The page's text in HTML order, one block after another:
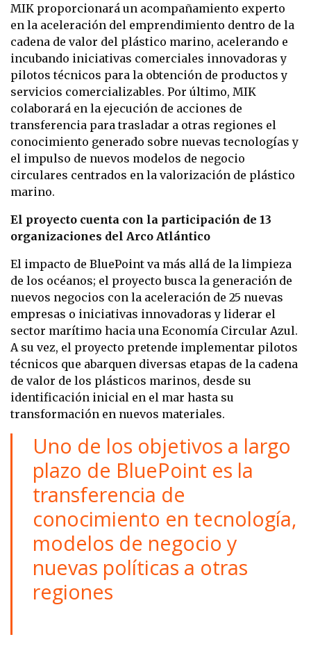
MIK proporcionará un acompañamiento experto
en la aceleración del emprendimiento dentro de la
cadena de valor del plástico marino, acelerando e
incubando iniciativas comerciales innovadoras y
pilotos técnicos para la obtención de productos y
servicios comercializables. Por último, MIK
colaborará en la ejecución de acciones de
transferencia para trasladar a otras regiones el
conocimiento generado sobre nuevas tecnologías y
el impulso de nuevos modelos de negocio
circulares centrados en la valorización de plástico
marino.
El proyecto cuenta con la participación de 13
organizaciones del Arco Atlántico
El impacto de BluePoint va más allá de la limpieza
de los océanos; el proyecto busca la generación de
nuevos negocios con la aceleración de 25 nuevas
empresas o iniciativas innovadoras y liderar el
sector marítimo hacia una Economía Circular Azul.
A su vez, el proyecto pretende implementar pilotos
técnicos que abarquen diversas etapas de la cadena
de valor de los plásticos marinos, desde su
identificación inicial en el mar hasta su
transformación en nuevos materiales.
Uno de los objetivos a largo
plazo de BluePoint es la
transferencia de
conocimiento en tecnología,
modelos de negocio y
nuevas políticas a otras
regiones